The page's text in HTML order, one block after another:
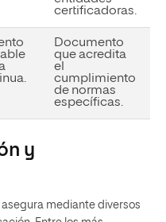
certificadoras.
Documento
que acredita
el
cumplimiento
de normas
específicas.
y
mediante diversos